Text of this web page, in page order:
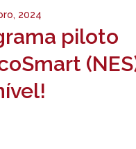
2024
piloto